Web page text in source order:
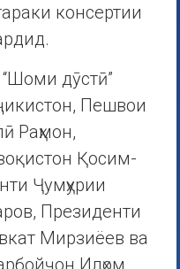
консертии
дӯстӣ”
Пешвои
Раҳмон,
Қосим-
Ҷумҳурии
Президенти
Мирзиёев ва
Илҳом